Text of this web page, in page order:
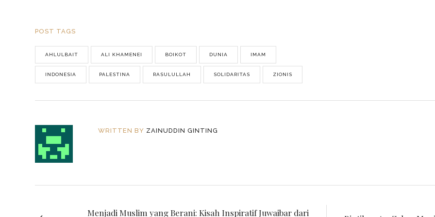
POST TAGS
AHLULBAIT ALI KHAMENEI BOIKOT DUNIA IMAM
INDONESIA PALESTINA RASULULLAH SOLIDARITAS ZIONIS
WRITTEN BY ZAINUDDIN GINTING
Menjadi Muslim yang Berani: Kisah Inspiratif Juwaibar dari